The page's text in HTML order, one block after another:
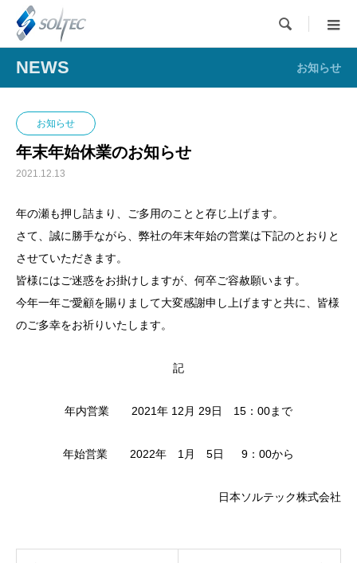

NEWS お知らせ
お知らせ
年末年始休業のお知らせ
2021.12.13
年の瀬も押し詰まり、ご多用のことと存じ上げます。
さて、誠に勝手ながら、弊社の年末年始の営業は下記のとおりと
させていただきます。
皆様にはご迷惑をお掛けしますが、何卒ご容赦願います。
今年一年ご愛顧を賜りまして大変感謝申し上げますと共に、皆様
のご多幸をお祈りいたします。
記
年内営業 2021年 12月 29日 15：00まで
年始営業 2022年 1月 5日 9：00から
日本ソルテック株式会社